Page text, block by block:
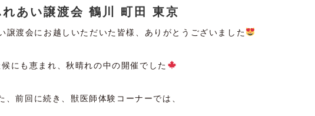
れあい譲渡会 鶴川 町田 東京
譲渡会にお越しいただいた皆様、ありがとうございました
候にも恵まれ、秋晴れの中の開催でした
、前回に続き、獣医師体験コーナーでは、